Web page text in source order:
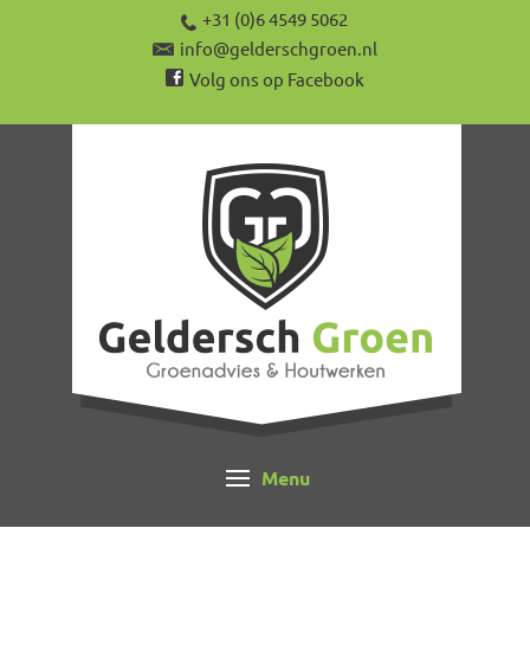
+31 (0)6 4549 5062
info@gelderschgroen.nl
Volg ons op Facebook